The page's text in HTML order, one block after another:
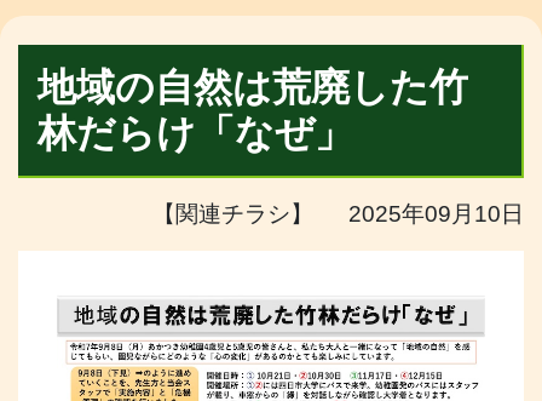
地域の自然は荒廃した竹
林だらけ「なぜ」
【関連チラシ】 2025年09月10日